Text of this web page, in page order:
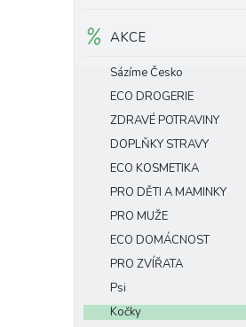
AKCE
Sázíme Česko
ECO DROGERIE
ZDRAVÉ POTRAVINY
DOPLŇKY STRAVY
ECO KOSMETIKA
PRO DĚTI A MAMINKY
PRO MUŽE
ECO DOMÁCNOST
PRO ZVÍŘATA
Psi
Kočky